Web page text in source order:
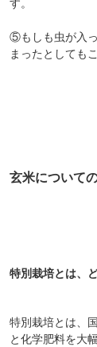
す。
⑤もしも虫が入
まったとしても
玄米について
特別栽培とは、
特別栽培とは、
と化学肥料を大